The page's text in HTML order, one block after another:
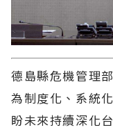
德島縣危機管理
為制度化、系統
盼未來持續深化